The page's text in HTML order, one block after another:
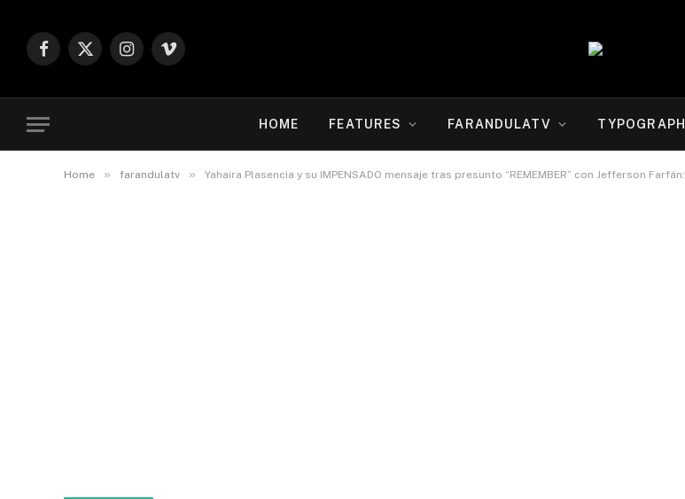
Facebook
X
Instagram
Vimeo
HOME FEATURES FARANDULATV
Home » farandulatv » Yahaira Plasencia y su IMPENSADO mensaje tras presunto “REMEMBER” con Jefferson Farfán: "Feliz"Yahaira Plasencia sorprende en sus